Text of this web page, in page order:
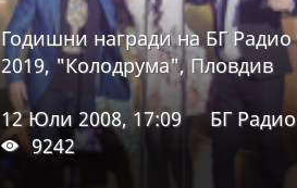
Годишни награди на БГ Радио
2019, "Колодрума", Пловдив
12 Юли 2008, 17:09
БГ Радио
9242